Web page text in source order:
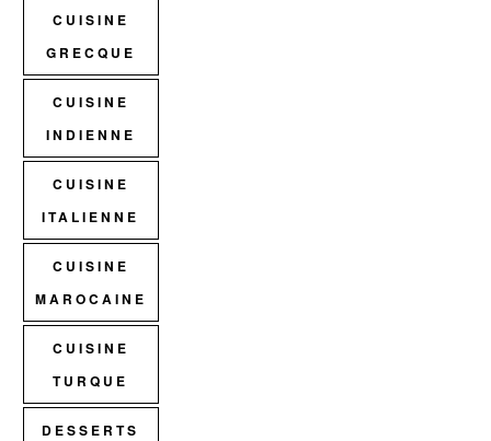
CUISINE
GRECQUE
CUISINE
INDIENNE
CUISINE
ITALIENNE
CUISINE
MAROCAINE
CUISINE
TURQUE
DESSERTS